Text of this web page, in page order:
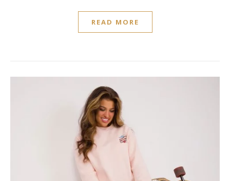
READ MORE